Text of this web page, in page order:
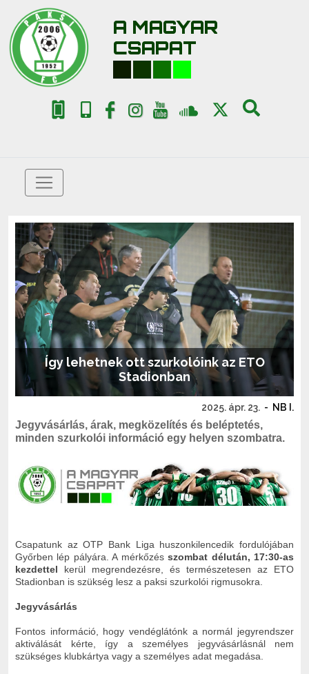
A MAGYAR
CSAPAT
Így lehetnek ott szurkolóink az ETO
Stadionban
2025. ápr. 23. - NB I.
Jegyvásárlás, árak, megközelítés és beléptetés,
minden szurkolói információ egy helyen szombatra.
Csapatunk az OTP Bank Liga huszonkilencedik fordulójában
Győrben lép pályára. A mérkőzés szombat délután, 17:30-as
kezdettel
kerül megrendezésre, és természetesen az ETO
Stadionban is szükség lesz a paksi szurkolói rigmusokra.
Jegyvásárlás
Fontos információ, hogy vendéglátónk a normál jegyrendszer
aktiválását kérte, így a személyes jegyvásárlásnál nem
szükséges klubkártya vagy a személyes adat megadása.